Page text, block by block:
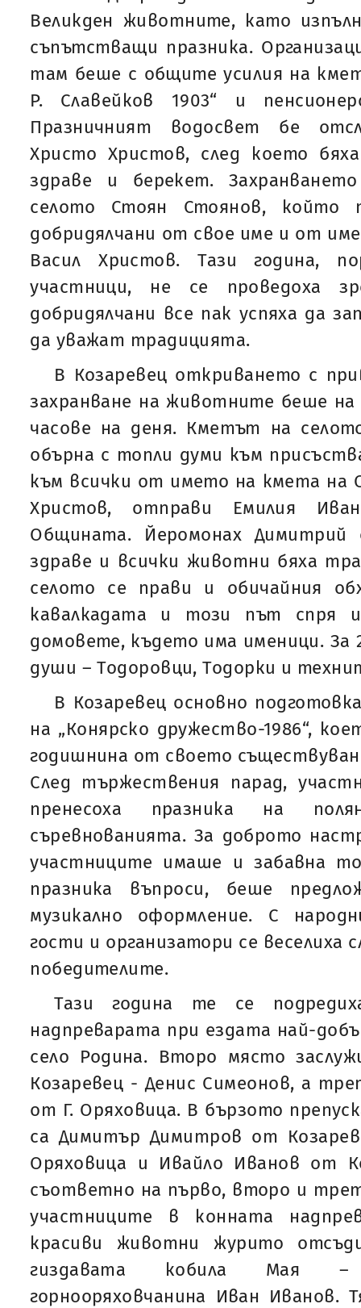
Великден животните, като
съпътстващи празника.
там беше с общите усилия на
Р. Славейков 1903“ и
Празничният водосвет бе
Христо Христов, след което
здраве и берекет.
селото Стоян Стоянов, който
добридялчани от свое име и от
Васил Христов. Тази година,
участници, не се проведоха
добридялчани все пак успяха да
да уважат традицията.
В Козаревец откриването с
захранване на животните беше
часове на деня. Кметът на
обърна с топли думи към
към всички от името на кмета на
Христов, отправи Емилия
Общината. Йеромонах Димитрий
здраве и всички животни бяха
селото се прави и обичайния
кавалкадата и този път спря
домовете, където има именици. За
души – Тодоровци, Тодорки и
В Козаревец основно
на „Конярско дружество-1986“,
годишнина от своето
След тържествения парад,
пренесоха празника на
съревнованията. За доброто
участниците имаше и забавна
празника въпроси, беше
музикално оформление. С
гости и организатори се веселиха
победителите.
Тази година те се
надпреварата при ездата най-
село Родина. Второ място
Козаревец - Денис Симеонов, а
от Г. Оряховица. В бързото
са Димитър Димитров от
Оряховица и Ивайло Иванов от
съответно на първо, второ и
участниците в конната
красиви животни журито
гиздавата кобила Мая –
горнооряховчанина Иван Иванов.